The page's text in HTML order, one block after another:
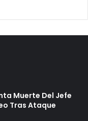
Muerte Del Jefe
Tras Ataque